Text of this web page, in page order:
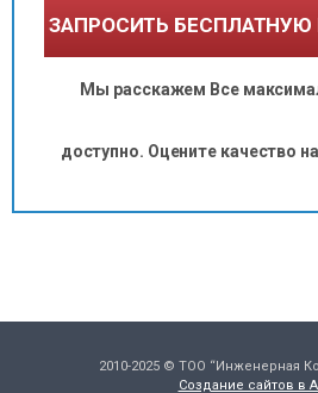
ЗАПРОСИТЬ
Мы расскажем Все
доступно. Оцените качество
2010-2025 © ТОО “Инженерная
Создание сайтов в